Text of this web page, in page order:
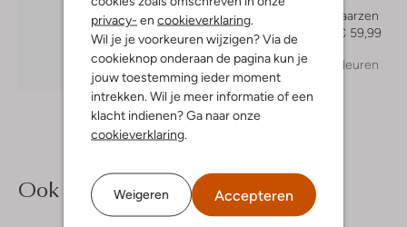
privacy- en cookieverklaring
Wil je je voorkeuren wijzigen? Via de
cookieknop onderaan de pagina kun je
jouw toestemming ieder moment
intrekken. Wil je meer informatie of een
klacht indienen? Ga naar onze
cookieverklaring
Weigeren Accepteren
Ontdek de look
Cowboylaarzen
€ 99,99
€ 59,99
+ meer kleuren
Ook iets voor jou?